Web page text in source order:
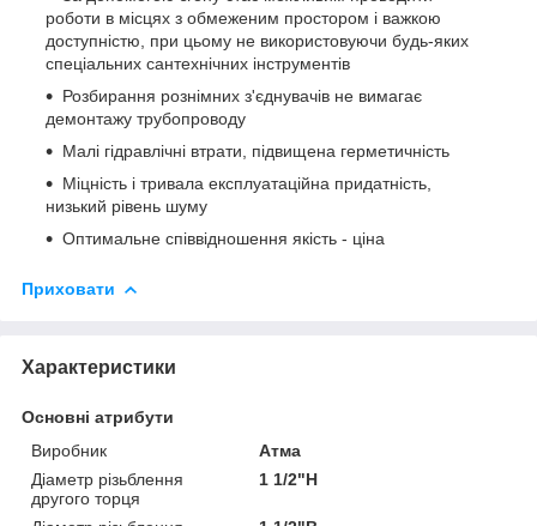
роботи в місцях з обмеженим простором і важкою
доступністю, при цьому не використовуючи будь-яких
спеціальних сантехнічних інструментів
Розбирання рознімних з'єднувачів не вимагає
демонтажу трубопроводу
Малі гідравлічні втрати, підвищена герметичність
Міцність і тривала експлуатаційна придатність,
низький рівень шуму
Оптимальне співвідношення якість - ціна
Приховати
Характеристики
Основні атрибути
Виробник
Атма
Діаметр різьблення
другого торця
1 1/2"Н